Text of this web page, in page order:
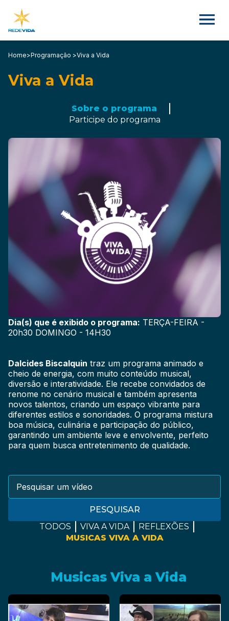
Home>Programação >Viva a Vida
Viva a Vida
Sobre o programa
Participe do programa
Dia(s) que é exibido o programa: TERÇA-FEIRA -
20h30 DOMINGO - 14H30
Dalcides Biscalquin traz um programa animado e
cheio de energia, com muito conteúdo musical,
diversão e interatividade. Ele recebe convidados de
renome no cenário musical e também apresenta
novos talentos, criando um espaço vibrante para
diferentes estilos e sonoridades. O programa mistura
boa música, culinária e participação do público,
garantindo um ambiente leve e envolvente, perfeito
para quem busca entretenimento de qualidade.
PESQUISAR
TODOS
VIVA A VIDA
REFLEXÕES
MUSICAS VIVA A VIDA
Musicas Viva a Vida